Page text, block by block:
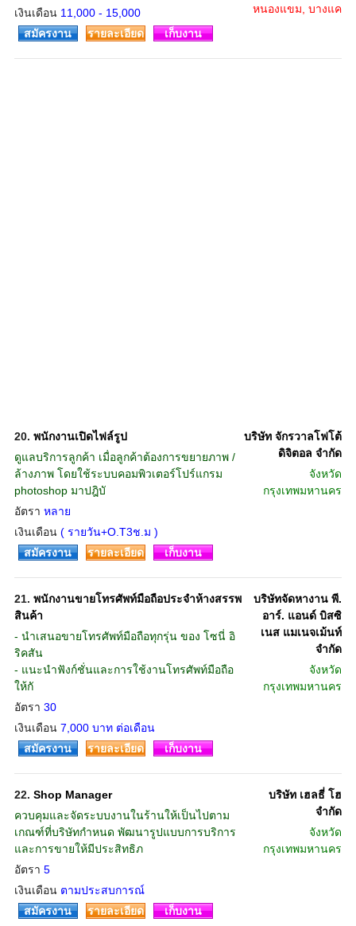
เงินเดือน 11,000 - 15,000
หนองแขม, บางแค
สมัครงาน
รายละเอียด เก็บงาน
20. พนักงานเปิดไฟล์รูป
ดูแลบริการลูกค้า เมื่อลูกค้าต้องการขยายภาพ /
ล้างภาพ โดยใช้ระบบคอมพิวเตอร์โปร์แกรม
photoshop มาปฎิบั
อัตรา หลาย
เงินเดือน ( รายวัน+O.T3ช.ม )
บริษัท จักรวาลโฟโต้
ดิจิตอล จำกัด
จังหวัด
กรุงเทพมหานคร
สมัครงาน รายละเอียด เก็บงาน
21. พนักงานขายโทรศัพท์มือถือประจำห้างสรรพ
สินค้า
- นำเสนอขายโทรศัพท์มือถือทุกรุ่น ของ โซนี่ อิ
ริคสัน
- แนะนำฟังก์ชั่นและการใช้งานโทรศัพท์มือถือ
ให้กั
อัตรา 30
เงินเดือน 7,000 บาท ต่อเดือน
บริษัทจัดหางาน พี.
อาร์. แอนด์ บิสซิ
เนส แมเนจเม้นท์
จำกัด
จังหวัด
กรุงเทพมหานคร
สมัครงาน รายละเอียด เก็บงาน
22. Shop Manager
ควบคุมและจัดระบบงานในร้านให้เป็นไปตาม
เกณฑ์ที่บริษัทกำหนด พัฒนารูปแบบการบริการ
และการขายให้มีประสิทธิภ
อัตรา 5
เงินเดือน ตามประสบการณ์
บริษัท เฮลธี่ โฮ
จำกัด
จังหวัด
กรุงเทพมหานคร
สมัครงาน รายละเอียด เก็บงาน